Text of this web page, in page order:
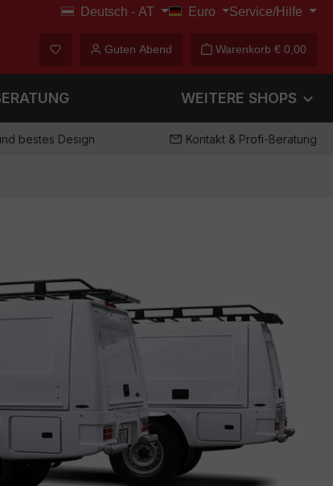
Deutsch - AT
€
Euro Service/Hilfe
Du hast 0 Produkte auf dem Merkzettel
Guten Abend Warenkorb € 0,00
WEITERE SHOPS
bestes Design Kontakt & Profi-Beratung